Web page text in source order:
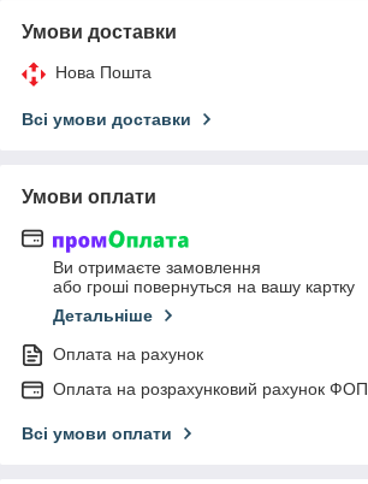
Умови доставки
Нова Пошта
Всі умови доставки
Умови оплати
Ви отримаєте замовлення
або гроші повернуться на вашу картку
Детальніше
Оплата на рахунок
Оплата на розрахунковий рахунок ФОП
Всі умови оплати